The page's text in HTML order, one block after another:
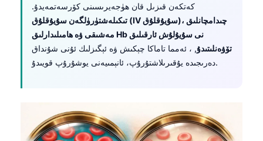
كەتكەن قىزىل قان ھۈجەيرىسىنى كۆرسەتمەيدۇ.
تىكىلەشتۈرۈلگەن سۇيۇقلۇق (IV سۇيۇقلۇق)، چىدامچانلىق
مەشىقى ۋە ھامىلىدارلىق Hb نى سۇيۇلۇش ئارقىلىق
تۆۋەنلىتىدۇ, ، ئەمما تاماكا چېكىش ۋە ئېگىزلىك ئۇنى شۇنداق
دەرىجىدە يۇقىرىلاشتۇرۇپ، ئانېمىيەنى يوشۇرۇپ قويىدۇ.